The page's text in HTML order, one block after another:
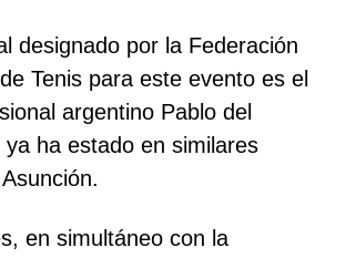
designado por la Federación
Tenis para este evento es el
argentino Pablo del
ha estado en similares
en simultáneo con la